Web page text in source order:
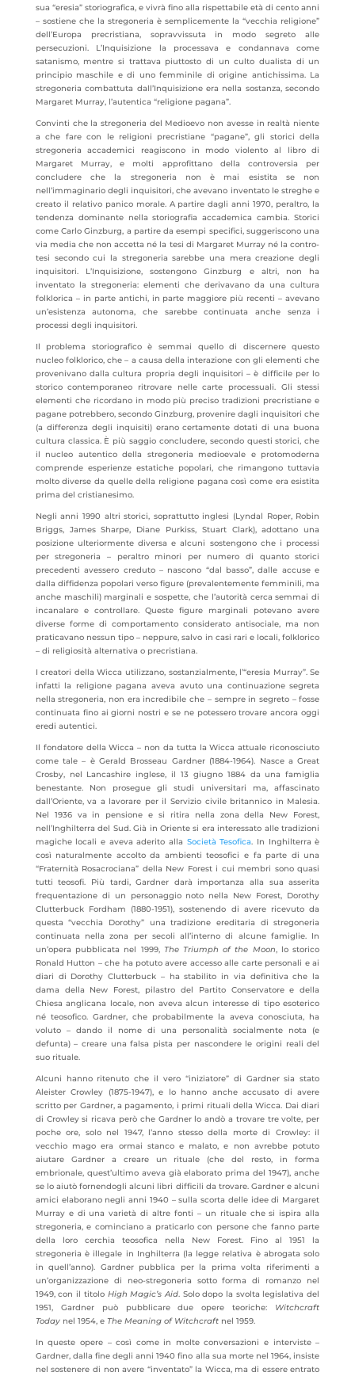
sua “eresia” storiografica, e vivrà fino alla rispettabile età di cento anni
– sostiene che la stregoneria è semplicemente la “vecchia religione”
dell’Europa precristiana, sopravvissuta in modo segreto alle
persecuzioni. L’Inquisizione la processava e condannava come
satanismo, mentre si trattava piuttosto di un culto dualista di un
principio maschile e di uno femminile di origine antichissima. La
stregoneria combattuta dall’Inquisizione era nella sostanza, secondo
Margaret Murray, l’autentica “religione pagana”.
Convinti che la stregoneria del Medioevo non avesse in realtà niente
a che fare con le religioni precristiane “pagane”, gli storici della
stregoneria accademici reagiscono in modo violento al libro di
Margaret Murray, e molti approfittano della controversia per
concludere che la stregoneria non è mai esistita se non
nell’immaginario degli inquisitori, che avevano inventato le streghe e
creato il relativo panico morale. A partire dagli anni 1970, peraltro, la
tendenza dominante nella storiografia accademica cambia. Storici
come Carlo Ginzburg, a partire da esempi specifici, suggeriscono una
via media che non accetta né la tesi di Margaret Murray né la contro-
tesi secondo cui la stregoneria sarebbe una mera creazione degli
inquisitori. L’Inquisizione, sostengono Ginzburg e altri, non ha
inventato la stregoneria: elementi che derivavano da una cultura
folklorica – in parte antichi, in parte maggiore più recenti – avevano
un’esistenza autonoma, che sarebbe continuata anche senza i
processi degli inquisitori.
Il problema storiografico è semmai quello di discernere questo
nucleo folklorico, che – a causa della interazione con gli elementi che
provenivano dalla cultura propria degli inquisitori – è difficile per lo
storico contemporaneo ritrovare nelle carte processuali. Gli stessi
elementi che ricordano in modo più preciso tradizioni precristiane e
pagane potrebbero, secondo Ginzburg, provenire dagli inquisitori che
(a differenza degli inquisiti) erano certamente dotati di una buona
cultura classica. È più saggio concludere, secondo questi storici, che
il nucleo autentico della stregoneria medioevale e protomoderna
comprende esperienze estatiche popolari, che rimangono tuttavia
molto diverse da quelle della religione pagana così come era esistita
prima del cristianesimo.
Negli anni 1990 altri storici, soprattutto inglesi (Lyndal Roper, Robin
Briggs, James Sharpe, Diane Purkiss, Stuart Clark), adottano una
posizione ulteriormente diversa e alcuni sostengono che i processi
per stregoneria – peraltro minori per numero di quanto storici
precedenti avessero creduto – nascono “dal basso”, dalle accuse e
dalla diffidenza popolari verso figure (prevalentemente femminili, ma
anche maschili) marginali e sospette, che l’autorità cerca semmai di
incanalare e controllare. Queste figure marginali potevano avere
diverse forme di comportamento considerato antisociale, ma non
praticavano nessun tipo – neppure, salvo in casi rari e locali, folklorico
– di religiosità alternativa o precristiana.
I creatori della Wicca utilizzano, sostanzialmente, l’“eresia Murray”. Se
infatti la religione pagana aveva avuto una continuazione segreta
nella stregoneria, non era incredibile che – sempre in segreto – fosse
continuata fino ai giorni nostri e se ne potessero trovare ancora oggi
eredi autentici.
Il fondatore della Wicca – non da tutta la Wicca attuale riconosciuto
come tale – è Gerald Brosseau Gardner (1884-1964). Nasce a Great
Crosby, nel Lancashire inglese, il 13 giugno 1884 da una famiglia
benestante. Non prosegue gli studi universitari ma, affascinato
dall’Oriente, va a lavorare per il Servizio civile britannico in Malesia.
Nel 1936 va in pensione e si ritira nella zona della New Forest,
nell’Inghilterra del Sud. Già in Oriente si era interessato alle tradizioni
magiche locali e aveva aderito alla Società Tesofica. In Inghilterra è
così naturalmente accolto da ambienti teosofici e fa parte di una
“Fraternità Rosacrociana” della New Forest i cui membri sono quasi
tutti teosofi. Più tardi, Gardner darà importanza alla sua asserita
frequentazione di un personaggio noto nella New Forest, Dorothy
Clutterbuck Fordham (1880-1951), sostenendo di avere ricevuto da
questa “vecchia Dorothy” una tradizione ereditaria di stregoneria
continuata nella zona per secoli all’interno di alcune famiglie. In
un’opera pubblicata nel 1999, The Triumph of the Moon, lo storico
Ronald Hutton – che ha potuto avere accesso alle carte personali e ai
diari di Dorothy Clutterbuck – ha stabilito in via definitiva che la
dama della New Forest, pilastro del Partito Conservatore e della
Chiesa anglicana locale, non aveva alcun interesse di tipo esoterico
né teosofico. Gardner, che probabilmente la aveva conosciuta, ha
voluto – dando il nome di una personalità socialmente nota (e
defunta) – creare una falsa pista per nascondere le origini reali del
suo rituale.
Alcuni hanno ritenuto che il vero “iniziatore” di Gardner sia stato
Aleister Crowley (1875-1947), e lo hanno anche accusato di avere
scritto per Gardner, a pagamento, i primi rituali della Wicca. Dai diari
di Crowley si ricava però che Gardner lo andò a trovare tre volte, per
poche ore, solo nel 1947, l’anno stesso della morte di Crowley: il
vecchio mago era ormai stanco e malato, e non avrebbe potuto
aiutare Gardner a creare un rituale (che del resto, in forma
embrionale, quest’ultimo aveva già elaborato prima del 1947), anche
se lo aiutò fornendogli alcuni libri difficili da trovare. Gardner e alcuni
amici elaborano negli anni 1940 – sulla scorta delle idee di Margaret
Murray e di una varietà di altre fonti – un rituale che si ispira alla
stregoneria, e cominciano a praticarlo con persone che fanno parte
della loro cerchia teosofica nella New Forest. Fino al 1951 la
stregoneria è illegale in Inghilterra (la legge relativa è abrogata solo
in quell’anno). Gardner pubblica per la prima volta riferimenti a
un’organizzazione di neo-stregoneria sotto forma di romanzo nel
1949, con il titolo High Magic’s Aid. Solo dopo la svolta legislativa del
1951, Gardner può pubblicare due opere teoriche: Witchcraft
Todaynel 1954, e The Meaning of Witchcraftnel 1959.
In queste opere – così come in molte conversazioni e interviste –
Gardner, dalla fine degli anni 1940 fino alla sua morte nel 1964, insiste
nel sostenere di non avere “inventato” la Wicca, ma di essere entrato